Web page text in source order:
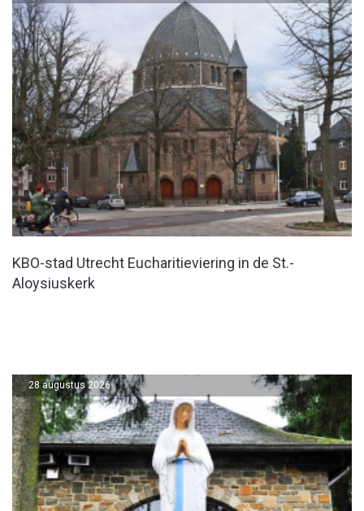
KBO-stad Utrecht Eucharitieviering in de St.-
Aloysiuskerk
28 augustus 2026